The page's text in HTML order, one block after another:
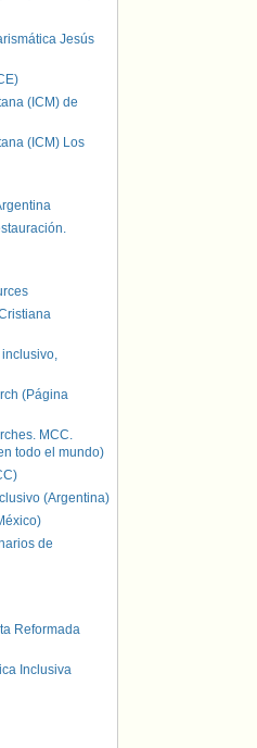
Jesús
(ICM) de
(ICM) Los
(Página
MCC.
todo el mundo)
(Argentina)
de
Reformada
Inclusiva